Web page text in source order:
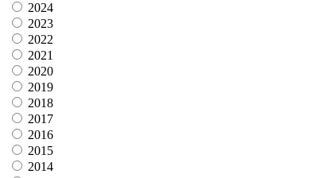
2024
2023
2022
2021
2020
2019
2018
2017
2016
2015
2014